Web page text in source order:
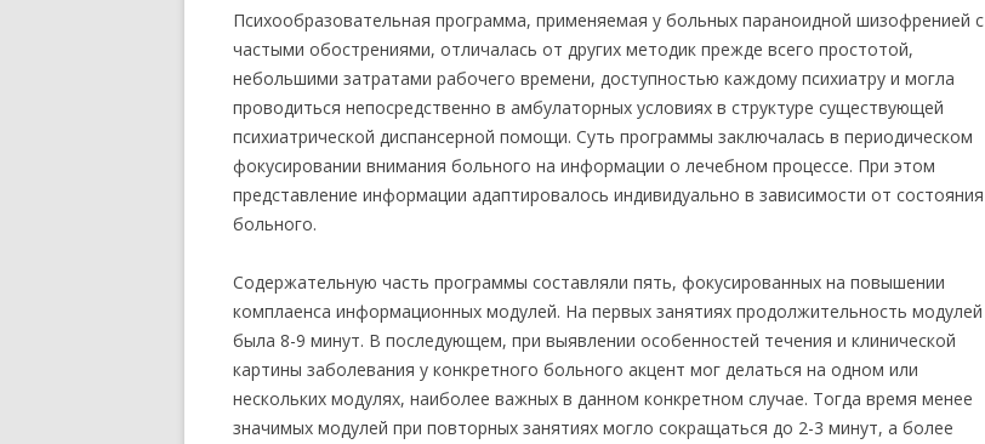
Психообразовательная программа, применяемая у больных параноидной шизофренией с
частыми обострениями, отличалась от других методик прежде всего простотой,
небольшими затратами рабочего времени, доступностью каждому психиатру и могла
проводиться непосредственно в амбулаторных условиях в структуре существующей
психиатрической диспансерной помощи. Суть программы заключалась в периодическом
фокусировании внимания больного на информации о лечебном процессе. При этом
представление информации адаптировалось индивидуально в зависимости от состояния
больного.
Содержательную часть программы составляли пять, фокусированных на повышении
комплаенса информационных модулей. На первых занятиях продолжительность модулей
была 8-9 минут. В последующем, при выявлении особенностей течения и клинической
картины заболевания у конкретного больного акцент мог делаться на одном или
нескольких модулях, наиболее важных в данном конкретном случае. Тогда время менее
значимых модулей при повторных занятиях могло сокращаться до 2-3 минут, а более